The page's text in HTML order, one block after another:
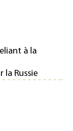
à la
la Russie